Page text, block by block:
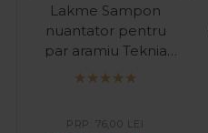
Lakme Sampon
nuantator pentru
par aramiu Teknia
Refresh Saffron
PRP: 76,00 LEI